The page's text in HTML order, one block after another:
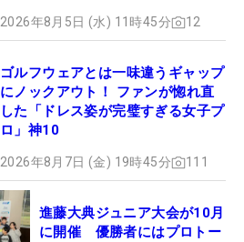
2026年8月5日 (水) 11時45分 12
ゴルフウェアとは一味違うギャップ
にノックアウト！ ファンが惚れ直
した「ドレス姿が完璧すぎる女子プ
ロ」神10
2026年8月7日 (金) 19時45分 111
進藤大典ジュニア大会が10月
に開催 優勝者にはプロトー